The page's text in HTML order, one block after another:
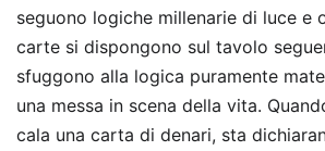
seguono logiche millenarie di luce e
carte si dispongono sul tavolo
sfuggono alla logica puramente
una messa in scena della vita.
cala una carta di denari, sta